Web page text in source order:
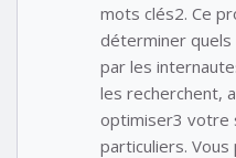
mots clés2. Ce
déterminer
par les
les recherchent,
optimiser3 votre
particuliers.